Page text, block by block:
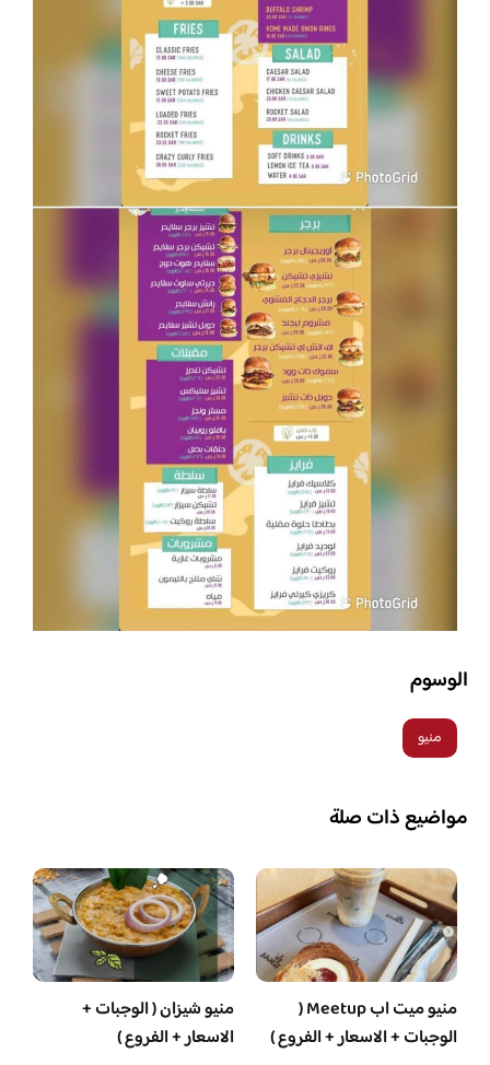
الوسوم
منيو
مواضيع ذات صلة
منيو ميت اب Meetup (
الوجبات + الاسعار + الفروع )
منيو شيزان ( الوجبات +
الاسعار + الفروع )